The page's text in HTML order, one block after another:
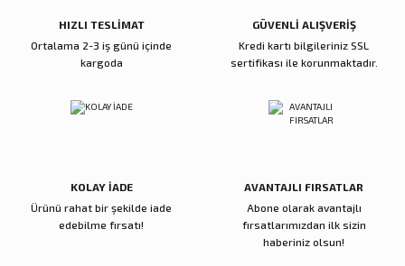
HIZLI TESLİMAT
Ortalama 2-3 iş günü içinde
kargoda
GÜVENLİ ALIŞVERİŞ
Kredi kartı bilgileriniz SSL
sertifikası ile korunmaktadır.
KOLAY İADE
Ürünü rahat bir şekilde iade
edebilme fırsatı!
AVANTAJLI FIRSATLAR
Abone olarak avantajlı
fırsatlarımızdan ilk sizin
haberiniz olsun!